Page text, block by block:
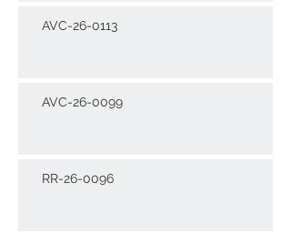
AVC-26-0113
AVC-26-0099
RR-26-0096